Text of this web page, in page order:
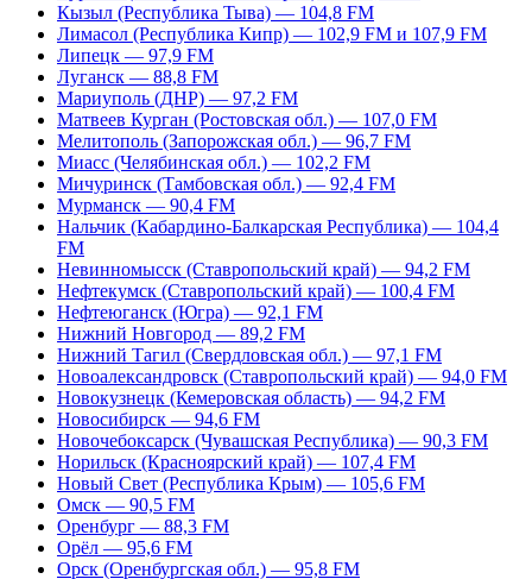
Кызыл (Республика Тыва) — 104,8 FM
Лимасол (Республика Кипр) — 102,9 FM и 107,9 FM
Липецк — 97,9 FM
Луганск — 88,8 FM
Мариуполь (ДНР) — 97,2 FM
Матвеев Курган (Ростовская обл.) — 107,0 FM
Мелитополь (Запорожская обл.) — 96,7 FM
Миасс (Челябинская обл.) — 102,2 FM
Мичуринск (Тамбовская обл.) — 92,4 FM
Мурманск — 90,4 FM
Нальчик (Кабардино-Балкарская Республика) — 104,4
FM
Невинномысск (Ставропольский край) — 94,2 FM
Нефтекумск (Ставропольский край) — 100,4 FM
Нефтеюганск (Югра) — 92,1 FM
Нижний Новгород — 89,2 FM
Нижний Тагил (Свердловская обл.) — 97,1 FM
Новоалександровск (Ставропольский край) — 94,0 FM
Новокузнецк (Кемеровская область) — 94,2 FM
Новосибирск — 94,6 FM
Новочебоксарск (Чувашская Республика) — 90,3 FM
Норильск (Красноярский край) — 107,4 FM
Новый Свет (Республика Крым) — 105,6 FM
Омск — 90,5 FM
Оренбург — 88,3 FM
Орёл — 95,6 FM
Орск (Оренбургская обл.) — 95,8 FM